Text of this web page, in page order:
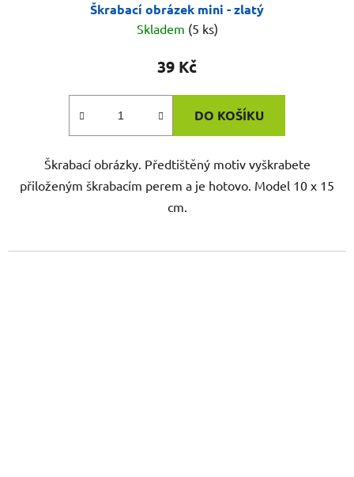
Škrabací obrázek mini - zlatý
Skladem (5 ks)
39 Kč
DO KOŠÍKU
Škrabací obrázky. Předtištěný motiv vyškrabete
přiloženým škrabacím perem a je hotovo. Model 10 x 15
cm.